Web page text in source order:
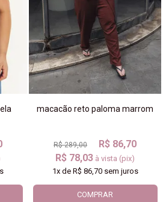
macacão reto paloma marrom
R$ 289,00
R$ 86,70
R$ 78,03 à vista (pix)
1xde R$ 86,70sem juros
COMPRAR